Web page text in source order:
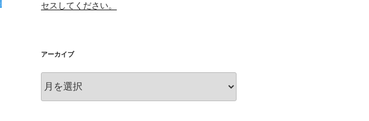
セスしてください。
アーカイブ